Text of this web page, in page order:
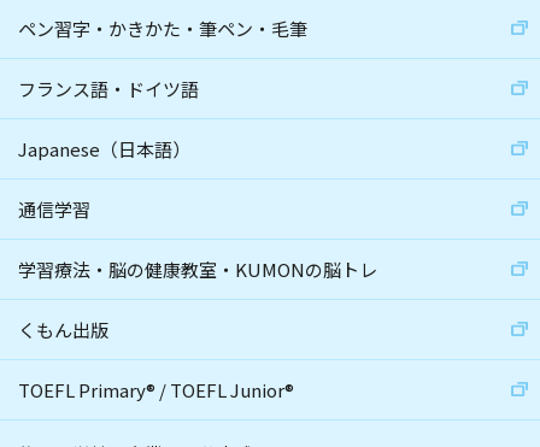
ペン習字・かきかた・筆ペン・毛筆
フランス語・ドイツ語
Japanese（日本語）
通信学習
学習療法・脳の健康教室・KUMONの脳トレ
くもん出版
TOEFL Primary® /TOEFL Junior®